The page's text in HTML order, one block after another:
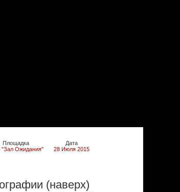
Дата
28 Июля 2015
Площадка
"Зал Ожидания"
(наверх)